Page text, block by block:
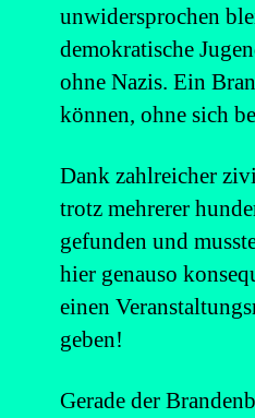
unwidersprochen
demokratische
ohne Nazis. Ein
können, ohne sich
Dank zahlreicher
trotz mehrerer
gefunden und
hier genauso
einen
geben!
Gerade der